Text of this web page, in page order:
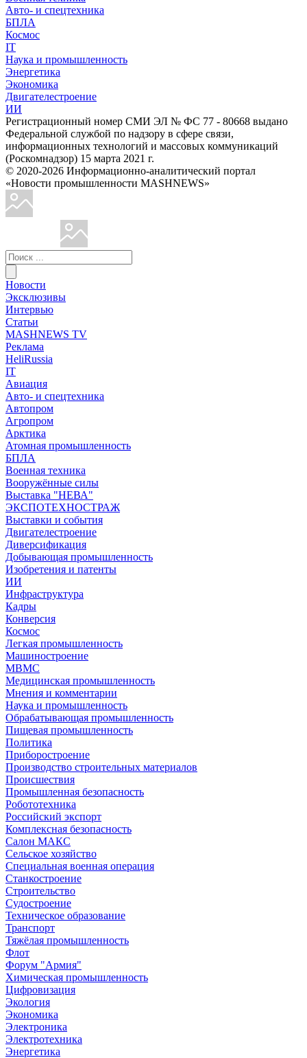
Авто- и спецтехника
БПЛА
Космос
IT
Наука и промышленность
Энергетика
Экономика
Двигателестроение
ИИ
Регистрационный номер СМИ ЭЛ № ФС 77 - 80668 выдано
Федеральной службой по надзору в сфере связи,
информационных технологий и массовых коммуникаций
(Роскомнадзор) 15 марта 2021 г.
© 2020-2026 Информационно-аналитический портал
«Новости промышленности MASHNEWS»
Новости
Эксклюзивы
Интервью
Статьи
MASHNEWS TV
Реклама
HeliRussia
IT
Авиация
Авто- и спецтехника
Автопром
Агропром
Арктика
Атомная промышленность
БПЛА
Военная техника
Вооружённые силы
Выставка "НЕВА"
ЭКСПОТЕХНОСТРАЖ
Выставки и события
Двигателестроение
Диверсификация
Добывающая промышленность
Изобретения и патенты
ИИ
Инфраструктура
Кадры
Конверсия
Космос
Легкая промышленность
Машиностроение
МВМС
Медицинская промышленность
Мнения и комментарии
Наука и промышленность
Обрабатывающая промышленность
Пищевая промышленность
Политика
Приборостроение
Производство строительных материалов
Происшествия
Промышленная безопасность
Робототехника
Российский экспорт
Комплексная безопасность
Салон МАКС
Сельское хозяйство
Специальная военная операция
Станкостроение
Строительство
Судостроение
Техническое образование
Транспорт
Тяжёлая промышленность
Флот
Форум "Армия"
Химическая промышленность
Цифровизация
Экология
Экономика
Электроника
Электротехника
Энергетика